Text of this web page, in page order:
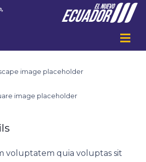
image placeholder
image placeholder
voluptatem quia voluptas sit